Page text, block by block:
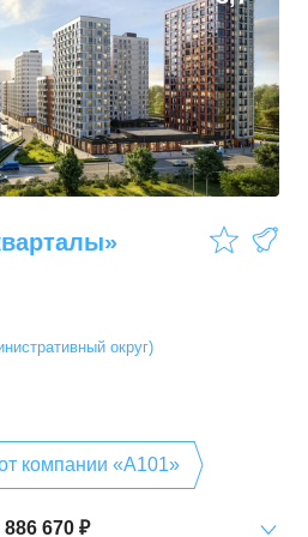
округ)
компании «А101»
886 670 ₽